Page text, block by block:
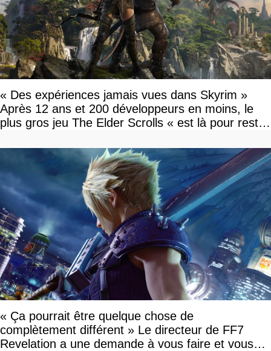
« Des expériences jamais vues dans Skyrim »
Après 12 ans et 200 développeurs en moins, le
plus gros jeu The Elder Scrolls « est là pour rester
« Ça pourrait être quelque chose de
complètement différent » Le directeur de FF7
Revelation a une demande à vous faire et vous